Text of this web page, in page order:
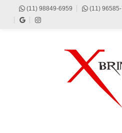
(11) 98849-6959 (11)